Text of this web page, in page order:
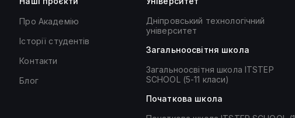
Про Академію
Історії студентів
Контакти
Блог
Дніпровський технологічний
університет
Загальноосвiтня школа
Загальноосвітня школа ITSTEP
SCHOOL (5-11 класи)
Початкова школа